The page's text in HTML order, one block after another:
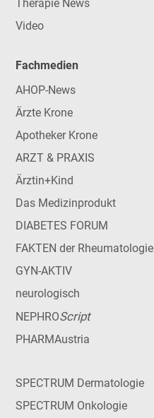
Therapie News
Video
Fachmedien
AHOP-News
Ärzte Krone
Apotheker Krone
ARZT & PRAXIS
Ärztin+Kind
Das Medizinprodukt
DIABETES FORUM
FAKTEN der Rheumatologie
GYN-AKTIV
neurologisch
NEPHROScript
PHARMAustria
SPECTRUM Dermatologie
SPECTRUM Onkologie